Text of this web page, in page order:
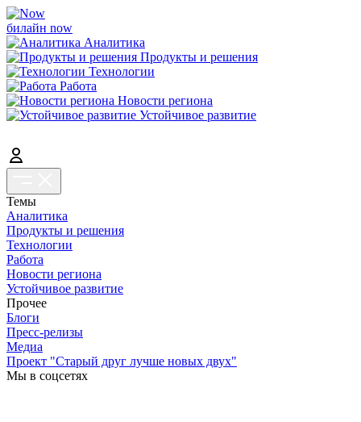
билайн now
Аналитика
Продукты и решения
Технологии
Работа
Новости региона
Устойчивое развитие
Темы
Аналитика
Продукты и решения
Технологии
Работа
Новости региона
Устойчивое развитие
Прочее
Блоги
Пресс-релизы
Медиа
Проект "Старый друг лучше новых двух"
Мы в соцсетях